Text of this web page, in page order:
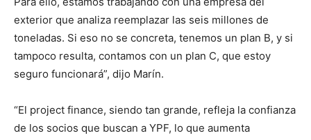
exterior que analiza reemplazar las seis millones de
toneladas. Si eso no se concreta, tenemos un plan B, y si
tampoco resulta, contamos con un plan C, que estoy
seguro funcionará”, dijo Marín.
“El project finance, siendo tan grande, refleja la confianza
de los socios que buscan a YPF, lo que aumenta